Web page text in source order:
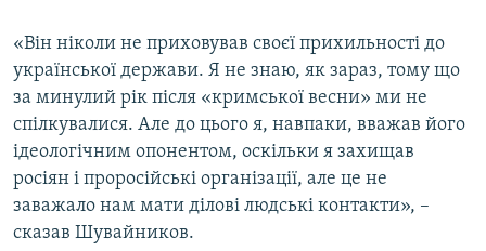
«Він ніколи не приховував своєї прихильності до
української держави. Я не знаю, як зараз, тому що
за минулий рік після «кримської весни» ми не
спілкувалися. Але до цього я, навпаки, вважав його
ідеологічним опонентом, оскільки я захищав
росіян і проросійські організації, але це не
заважало нам мати ділові людські контакти», –
сказав Шувайников.